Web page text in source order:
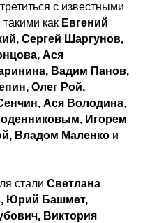
с известными
как Евгений
Сергей Шаргунов,
Ася
Вадим Панов,
Олег Рой,
Ася Володина,
Игорем
Владом Маленко и
стали Светлана
Юрий Башмет,
Виктория